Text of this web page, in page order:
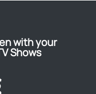
with your
Shows